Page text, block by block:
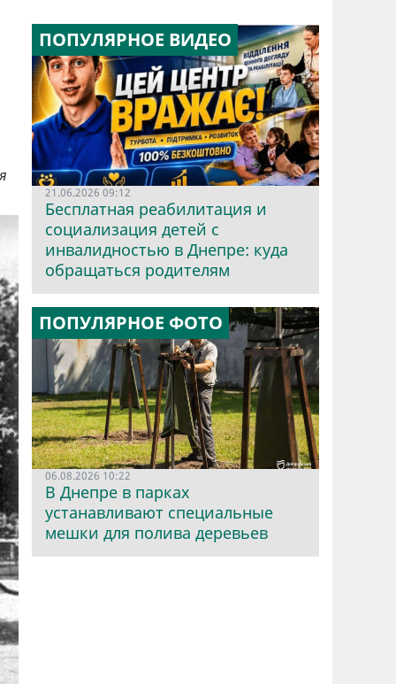
ПОПУЛЯРНОЕ ВИДЕО
21.06.2026 09:12
Бесплатная реабилитация и
социализация детей с
инвалидностью в Днепре: куда
обращаться родителям
ПОПУЛЯРНОЕ ФОТО
06.08.2026 10:22
В Днепре в парках
устанавливают специальные
мешки для полива деревьев